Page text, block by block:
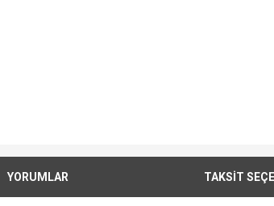
YORUMLAR TAKSİT